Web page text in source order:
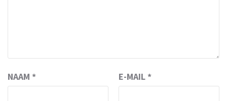
NAAM * E-MAIL *